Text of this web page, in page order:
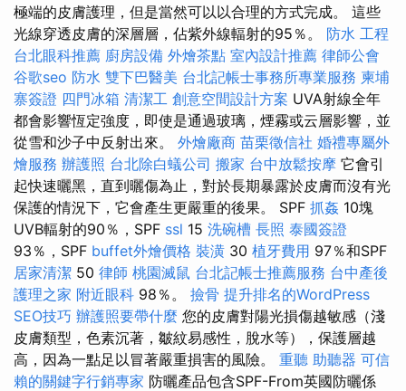
極端的皮膚護理，但是當然可以以合理的方式完成。 這些
光線穿透皮膚的深層層，佔紫外線輻射的95％。 防水 工程
台北眼科推薦 廚房設備 外燴茶點 室內設計推薦 律師公會
谷歌seo 防水 雙下巴醫美 台北記帳士事務所專業服務 柬埔
寨簽證 四門冰箱 清潔工 創意空間設計方案 UVA射線全年
都會影響恆定強度，即使是通過玻璃，煙霧或云層影響，並
從雪和沙子中反射出來。 外燴廠商 苗栗徵信社 婚禮專屬外
燴服務 辦護照 台北除白蟻公司 搬家 台中放鬆按摩 它會引
起快速曬黑，直到曬傷為止，對於長期暴露於皮膚而沒有光
保護的情況下，它會產生更嚴重的後果。 SPF 抓姦 10塊
UVB輻射的90％，SPF ssl 15 洗碗槽 長照 泰國簽證
93％，SPF buffet外燴價格 裝潢 30 植牙費用 97％和SPF
居家清潔 50 律師 桃園滅鼠 台北記帳士推薦服務 台中產後
護理之家 附近眼科 98％。 撿骨 提升排名的WordPress
SEO技巧 辦護照要帶什麼 您的皮膚對陽光損傷越敏感（淺
皮膚類型，色素沉著，皺紋易感性，脫水等），保護層越
高，因為一點足以冒著嚴重損害的風險。 重聽 助聽器 可信
賴的關鍵字行銷專家 防曬產品包含SPF-From英國防曬係